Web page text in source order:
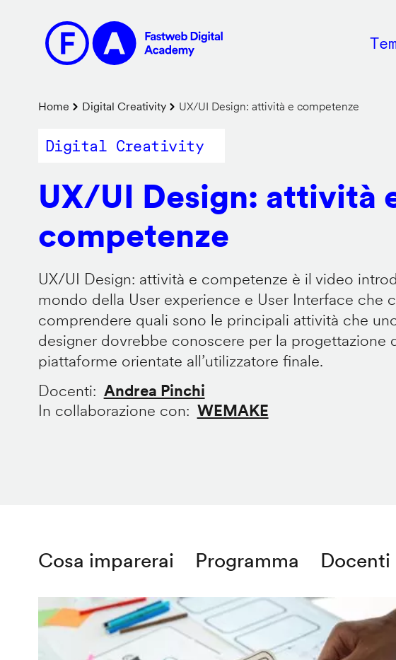
contenuto
principale
Briciole
di
Home Digital Creativity UX/UI Design: attività e competenze
Digital Creativity
UX/UI Design: attività
competenze
UX/UI Design: attività e competenze è il video
mondo della User experience e User Interface che
comprendere quali sono le principali attività che
designer dovrebbe conoscere per la progettazione
piattaforme orientate all’utilizzatore finale.
Docenti
Andrea Pinchi
In collaborazione con
WEMAKE
Cosa imparerai Programma Docenti